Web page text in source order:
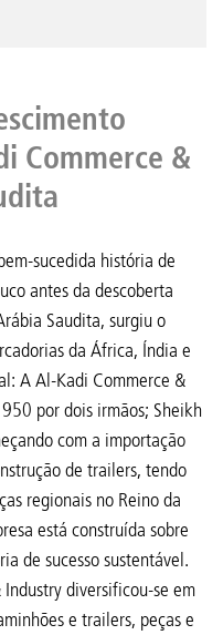
Commerce &
sucedida história de
antes da descoberta
Saudita, surgiu o
da África, Índia e
A Al-Kadi Commerce &
por dois irmãos; Sheikh
com a importação
de trailers, tendo
regionais no Reino da
está construída sobre
de sucesso sustentável.
diversificou-se em
e trailers, peças e